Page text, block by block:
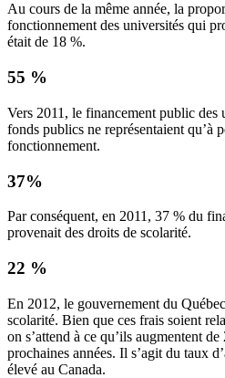
Au cours de la même année, la
fonctionnement des universités qui
était de 18 %.
55 %
Vers 2011, le financement public
fonds publics ne représentaient qu’à
fonctionnement.
37%
Par conséquent, en 2011, 37 % du
provenait des droits de scolarité.
22 %
En 2012, le gouvernement du
scolarité. Bien que ces frais soient
on s’attend à ce qu’ils augmentent
prochaines années. Il s’agit du taux
élevé au Canada.